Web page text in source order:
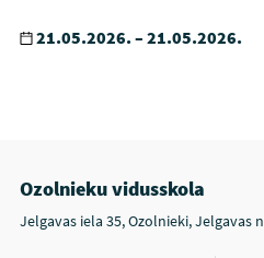
21.05.2026. – 21.05.2026.
Ozolnieku vidusskola
Jelgavas iela 35, Ozolnieki, Jelgavas